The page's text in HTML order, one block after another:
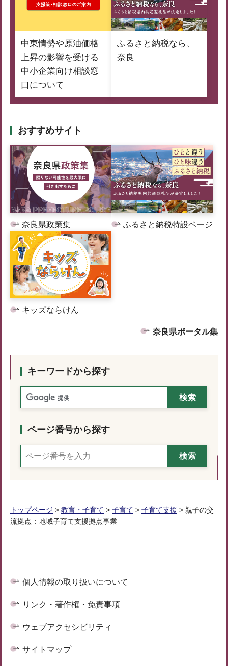
中東情勢や原油価格
上昇の影響を受ける
中小企業向け相談窓
口について
ふるさと納税なら、
奈良
おすすめサイト
奈良県政策集 ふるさと納税特設ページ
キッズならけん
奈良県ポータル集
キーワードから探す
ページ番号から探す
トップページ > 教育・子育て > 子育て > 子育て支援 > 親子の交
流拠点：地域子育て支援拠点事業
個人情報の取り扱いについて
リンク・著作権・免責事項
ウェブアクセシビリティ
サイトマップ